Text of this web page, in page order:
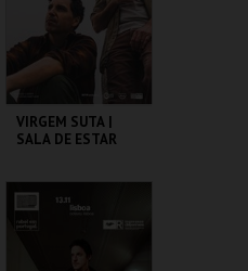
COMPRAR
VIRGEM SUTA |
SALA DE ESTAR
COLISEU DE LISBOA